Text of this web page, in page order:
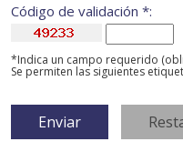
Código de validación *:
*Indica un campo requerido
Se permiten las siguientes